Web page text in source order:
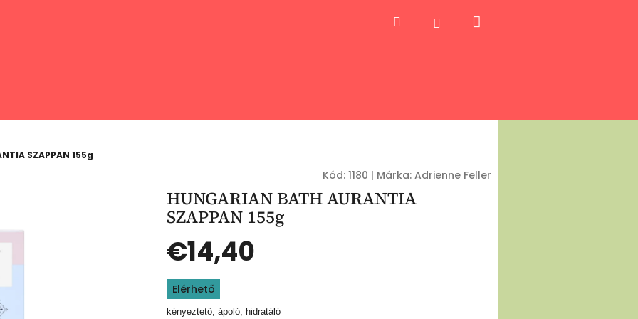
Keresés Bejelentkezés
SZAPPAN 155g
Kód: 1180 | Márka: Adrienne Feller
HUNGARIAN BATH AURANTIA
SZAPPAN 155g
€14,40
Egységár:
Elérhető
kényeztető, ápoló, hidratáló